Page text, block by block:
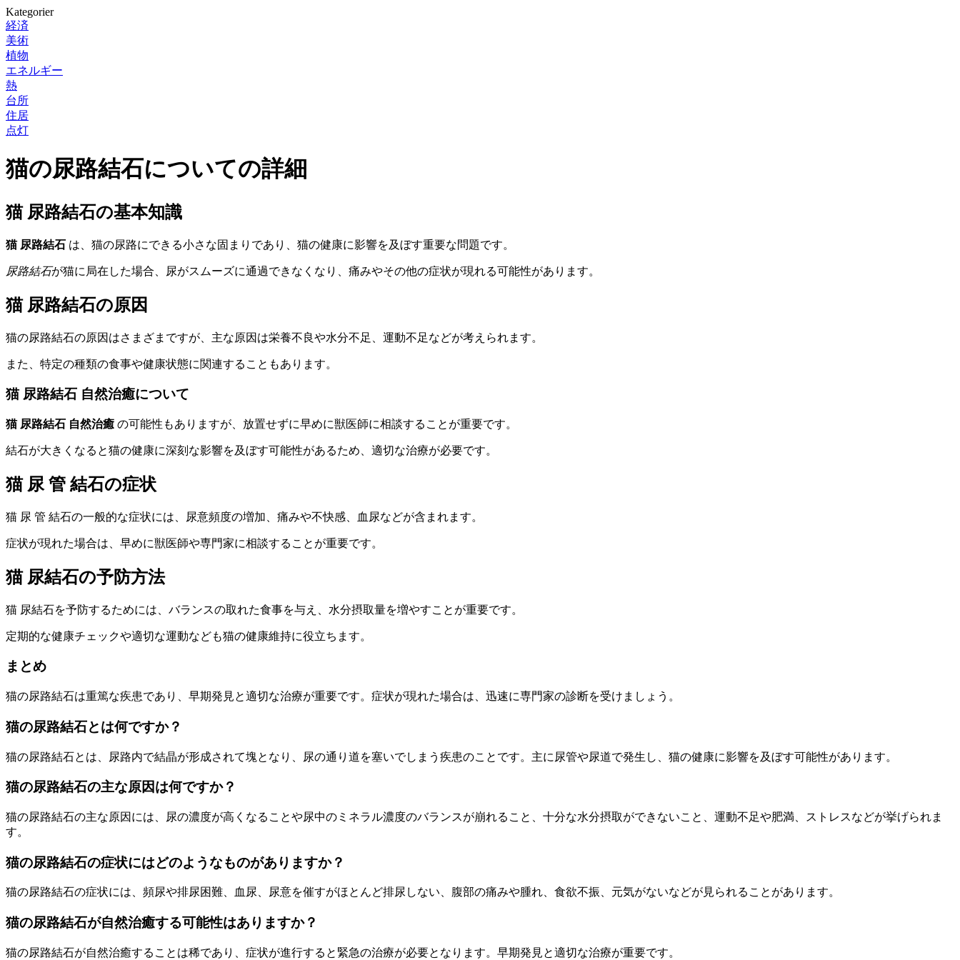
Kategorier
経済
美術
植物
エネルギー
熱
台所
住居
点灯
猫の尿路結石についての詳細
猫 尿路結石の基本知識
猫 尿路結石 は、猫の尿路にできる小さな固まりであり、猫の健康に影響を及ぼす重要な問題です。
尿路結石が猫に局在した場合、尿がスムーズに通過できなくなり、痛みやその他の症状が現れる可能性があります。
猫 尿路結石の原因
猫の尿路結石の原因はさまざまですが、主な原因は栄養不良や水分不足、運動不足などが考えられます。
また、特定の種類の食事や健康状態に関連することもあります。
猫 尿路結石 自然治癒について
猫 尿路結石 自然治癒 の可能性もありますが、放置せずに早めに獣医師に相談することが重要です。
結石が大きくなると猫の健康に深刻な影響を及ぼす可能性があるため、適切な治療が必要です。
猫 尿 管 結石の症状
猫 尿 管 結石の一般的な症状には、尿意頻度の増加、痛みや不快感、血尿などが含まれます。
症状が現れた場合は、早めに獣医師や専門家に相談することが重要です。
猫 尿結石の予防方法
猫 尿結石を予防するためには、バランスの取れた食事を与え、水分摂取量を増やすことが重要です。
定期的な健康チェックや適切な運動なども猫の健康維持に役立ちます。
まとめ
猫の尿路結石は重篤な疾患であり、早期発見と適切な治療が重要です。症状が現れた場合は、迅速に専門家の診断を受けましょう。
猫の尿路結石とは何ですか？
猫の尿路結石とは、尿路内で結晶が形成されて塊となり、尿の通り道を塞いでしまう疾患のことです。主に尿管や尿道で発生し、猫の健康に影響を及ぼす可能性があります。
猫の尿路結石の主な原因は何ですか？
猫の尿路結石の主な原因には、尿の濃度が高くなることや尿中のミネラル濃度のバランスが崩れること、十分な水分摂取ができないこと、運動不足や肥満、ストレスなどが挙げられま
す。
猫の尿路結石の症状にはどのようなものがありますか？
猫の尿路結石の症状には、頻尿や排尿困難、血尿、尿意を催すがほとんど排尿しない、腹部の痛みや腫れ、食欲不振、元気がないなどが見られることがあります。
猫の尿路結石が自然治癒する可能性はありますか？
猫の尿路結石が自然治癒することは稀であり、症状が進行すると緊急の治療が必要となります。早期発見と適切な治療が重要です。